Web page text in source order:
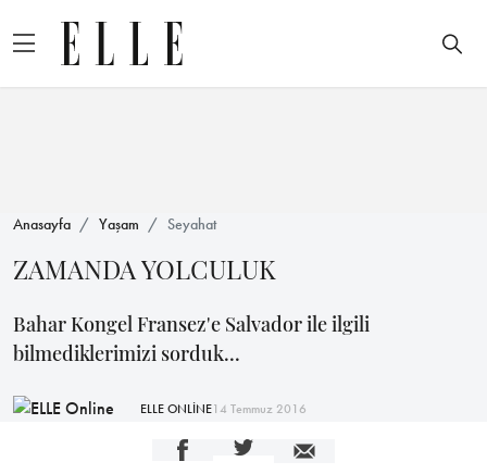
Anasayfa Yaşam Seyahat
ZAMANDA YOLCULUK
Bahar Kongel Fransez'e Salvador ile ilgili
bilmediklerimizi sorduk...
ELLE ONLİNE14 Temmuz 2016